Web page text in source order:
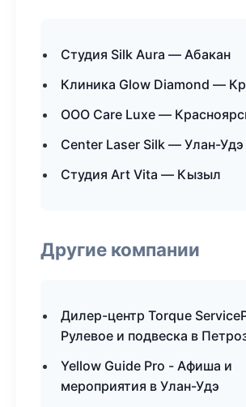
Студия Silk Aura — Абакан
Клиника Glow Diamond —
ООО Care Luxe —
Center Laser Silk — Улан-Удэ
Студия Art Vita — Кызыл
Другие компании
Дилер-центр Torque
Рулевое и подвеска в
Yellow Guide Pro - Афиша и
мероприятия в Улан-Удэ